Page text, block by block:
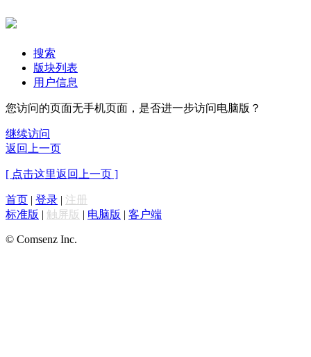
搜索
版块列表
用户信息
您访问的页面无手机页面，是否进一步访问电脑版？
继续访问
返回上一页
[ 点击这里返回上一页 ]
首页 | 登录 | 注册
标准版 | 触屏版 | 电脑版 | 客户端
© Comsenz Inc.